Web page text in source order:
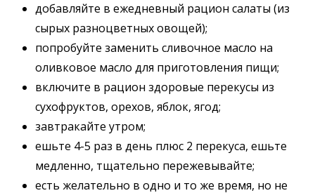
добавляйте в ежедневный рацион салаты (из
сырых разноцветных овощей);
попробуйте заменить сливочное масло на
оливковое масло для приготовления пищи;
включите в рацион здоровые перекусы из
сухофруктов, орехов, яблок, ягод;
завтракайте утром;
ешьте 4-5 раз в день плюс 2 перекуса, ешьте
медленно, тщательно пережевывайте;
есть желательно в одно и то же время, но не